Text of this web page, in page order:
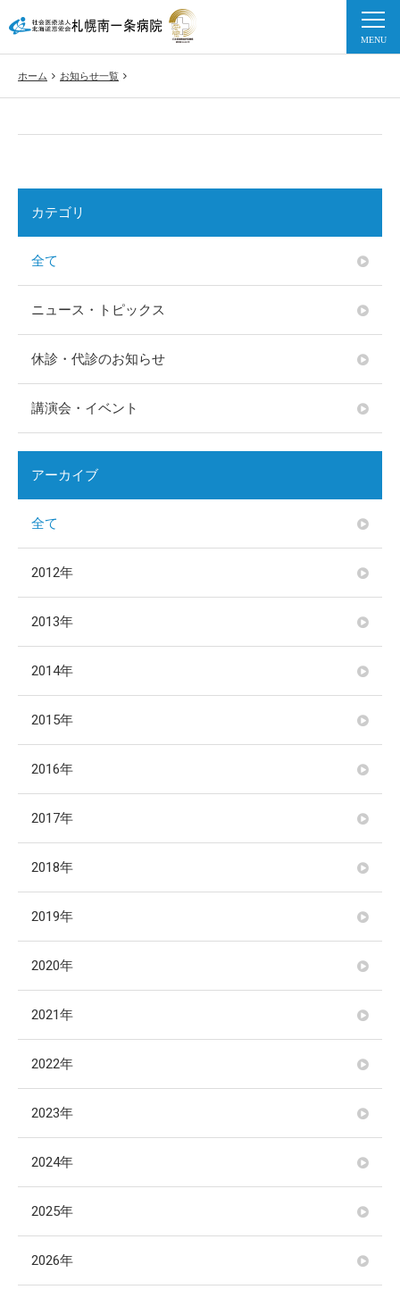
ホーム お知らせ一覧
カテゴリ
全て
ニュース・トピックス
休診・代診のお知らせ
講演会・イベント
アーカイブ
全て
2012年
2013年
2014年
2015年
2016年
2017年
2018年
2019年
2020年
2021年
2022年
2023年
2024年
2025年
2026年